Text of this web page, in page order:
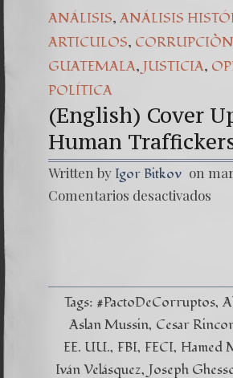
ANÁLISIS, ANÁLISIS
ARTICULOS, CORRUPCIÒN
GUATEMALA, JUSTICIA,
POLÍTICA
(English) Cover
Human
Written by Igor Bitkov on
Comentarios desactivados
Tags: #PactoDeCorruptos
Aslan Mussin Cesar
EE. UU. FBI FECI Hamed
Iván Velásquez Joseph